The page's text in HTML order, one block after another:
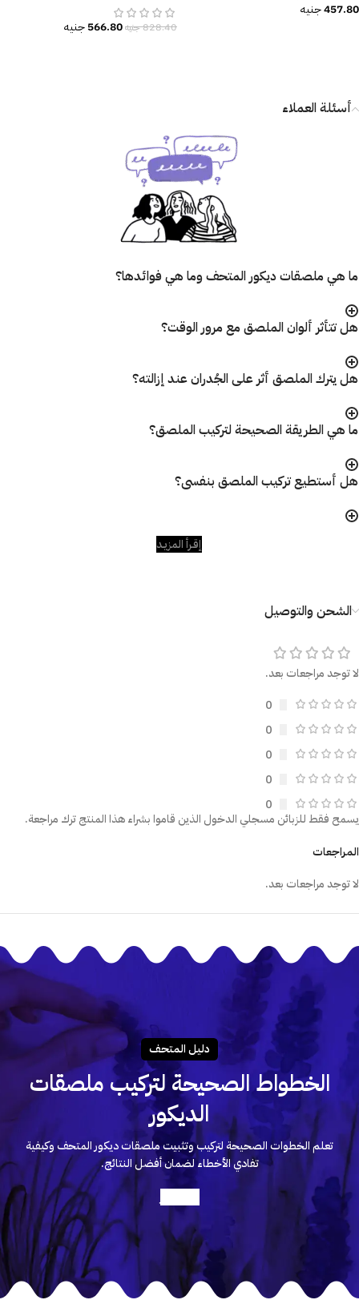
457.80جنيه
828.40جنيه566.80جنيه
أسئلة العملاء
ما هي ملصقات ديكور المتحف وما هي فوائدها؟
هل تتأثر ألوان الملصق مع مرور الوقت؟
هل يترك الملصق أثر على الجُدران عند إزالته؟
ما هي الطريقة الصحيحة لتركيب الملصق؟
هل أستطيع تركيب الملصق بنفسى؟
إقـرأ المزيـد
الشحن والتوصيل
لا توجد مراجعات بعد.
0
0
0
0
0
المراجعات
لا توجد مراجعات بعد.
يسمح فقط للزبائن مسجلي الدخول الذين قاموا بشراء هذا المنتج ترك مراجعة.
دليـل المتحـف
الخطواط الصحيحة لتركيب ملصقات
الديكور
تعلم الخطوات الصحيحة لتركيب وتثبيت ملصقات ديكور المتحف وكيفية
تفادي الأخطاء لضمان أفضل النتائج.